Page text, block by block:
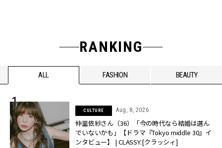
RANKING
ALL FASHION BEAUTY
CULTURE Aug, 8, 2026
仲里依紗さん（36）「今の時代なら結婚は選ん
でいないかも」【ドラマ『Tokyo middle 30』イ
ンタビュー】 | CLASSY.[クラッシィ]